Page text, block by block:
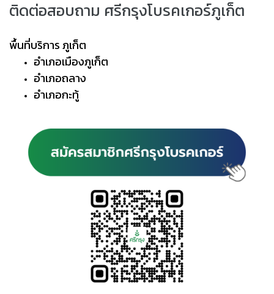
ติดต่อสอบถาม ศรีกรุงโบรคเกอร์ภูเก็ต
พื้นที่บริการ ภูเก็ต
อำเภอเมืองภูเก็ต
อำเภอถลาง
อำเภอกะทู้